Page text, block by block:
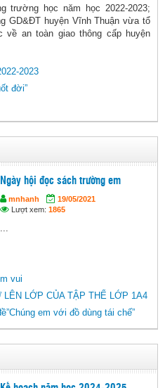
trường học năm học 2022-2023;
GD&ĐT huyện Vĩnh Thuận vừa tổ
an toàn giao thông cấp huyện
2023
đời”
Ngày hội đọc sách trường em
mnhanh
19/05/2021
Lượt xem: 1865
vui
LÊN LỚP CỦA TẬP THỂ LỚP 1A4
em với đồ dùng tái chế”